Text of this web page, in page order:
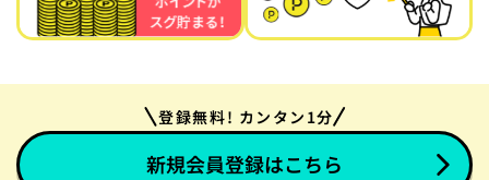
登録無料! カンタン1分
新規会員登録はこちら